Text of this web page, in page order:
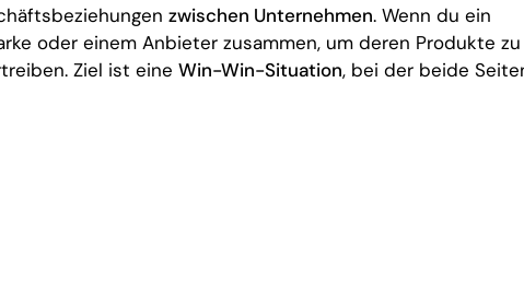
zwischen Unternehmen. Wenn du ein
oder einem Anbieter zusammen, um deren Produkte zu
Ziel ist eine Win-Win-Situation, bei der beide